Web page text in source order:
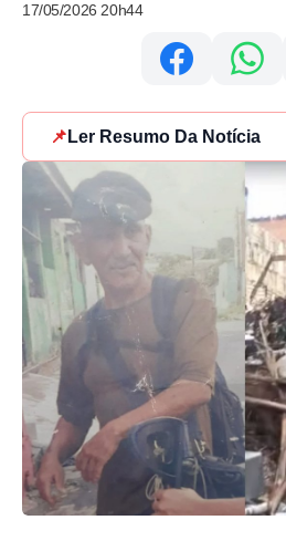
17/05/2026 20h44
📌 Ler Resumo Da Notícia